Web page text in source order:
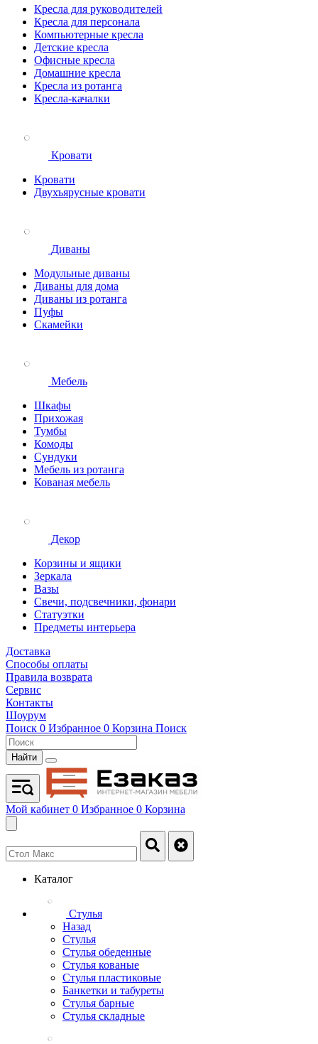
Кресла для руководителей
Кресла для персонала
Компьютерные кресла
Детские кресла
Офисные кресла
Домашние кресла
Кресла из ротанга
Кресла-качалки
Кровати
Кровати
Двухъярусные кровати
Диваны
Модульные диваны
Диваны для дома
Диваны из ротанга
Пуфы
Скамейки
Мебель
Шкафы
Прихожая
Тумбы
Комоды
Сундуки
Мебель из ротанга
Кованая мебель
Декор
Корзины и ящики
Зеркала
Вазы
Свечи, подсвечники, фонари
Статуэтки
Предметы интерьера
Доставка
Способы оплаты
Правила возврата
Сервис
Контакты
Шоурум
Поиск 0 Избранное 0 Корзина Поиск
Найти
Мой кабинет 0 Избранное 0 Корзина
Каталог
Стулья
Назад
Стулья
Стулья обеденные
Стулья кованые
Стулья пластиковые
Банкетки и табуреты
Стулья барные
Стулья складные